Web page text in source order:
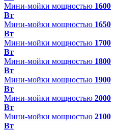
Мини-мойки мощностью 1600
Вт
Мини-мойки мощностью 1650
Вт
Мини-мойки мощностью 1700
Вт
Мини-мойки мощностью 1800
Вт
Мини-мойки мощностью 1900
Вт
Мини-мойки мощностью 2000
Вт
Мини-мойки мощностью 2100
Вт